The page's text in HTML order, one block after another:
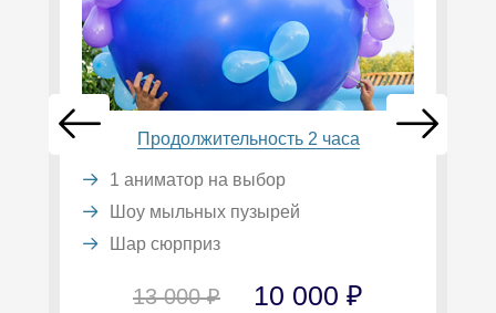
Продолжительность 2 часа
1 аниматор на выбор
Шоу мыльных пузырей
Шар сюрприз
13 000 ₽ 10 000 ₽